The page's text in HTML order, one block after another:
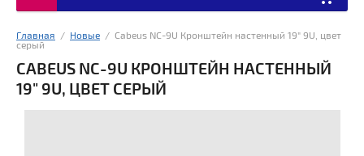
Главная
  /
Новые
  /  Cabeus NC-9U Кронштейн настенный 19" 9U, цвет
серый
CABEUS NC-9U КРОНШТЕЙН НАСТЕННЫЙ
19" 9U, ЦВЕТ СЕРЫЙ